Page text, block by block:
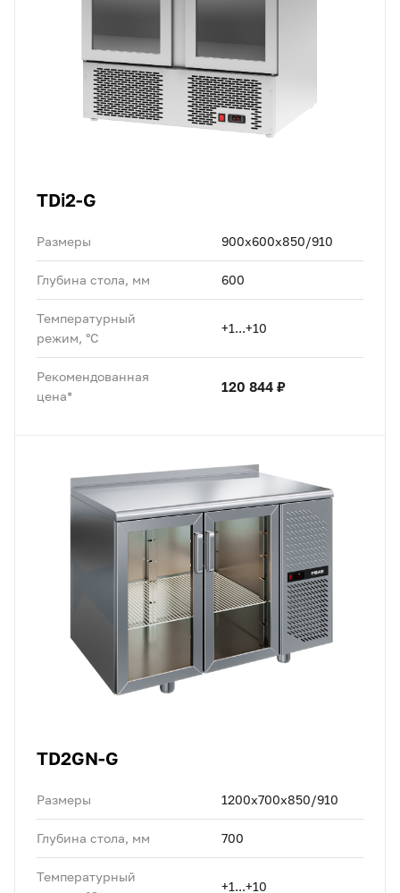
TDi2-G
Размеры 900x600x850/910
Глубина стола, мм 600
Температурный
режим, °C
+1...+10
Рекомендованная
цена*
120 844 ₽
TD2GN-G
Размеры 1200x700x850/910
Глубина стола, мм 700
Температурный
+1...+10